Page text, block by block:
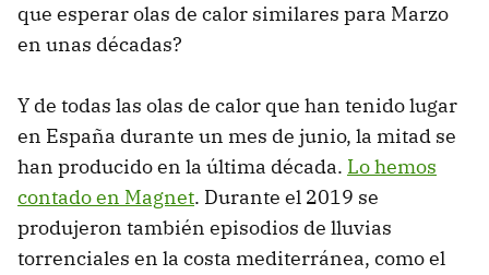
que esperar olas de calor similares para Marzo
en unas décadas?
Y de todas las olas de calor que han tenido lugar
en España durante un mes de junio, la mitad se
han producido en la última década. Lo hemos
contado en Magnet. Durante el 2019 se
produjeron también episodios de lluvias
torrenciales en la costa mediterránea, como el